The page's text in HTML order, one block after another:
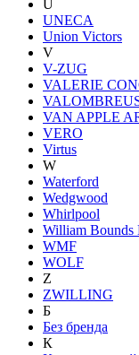
U
UNECA
Union Victors
V
V-ZUG
VALERIE
VAN APPLE
VERO
Virtus
W
Waterford
Wedgwood
Whirlpool
William Bounds
WMF
WOLF
Z
ZWILLING
Б
Без бренда
К